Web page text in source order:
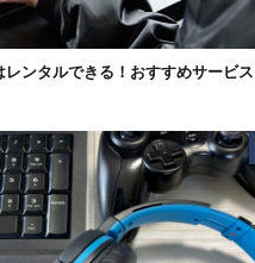
レンタルできる！おすすめサービ